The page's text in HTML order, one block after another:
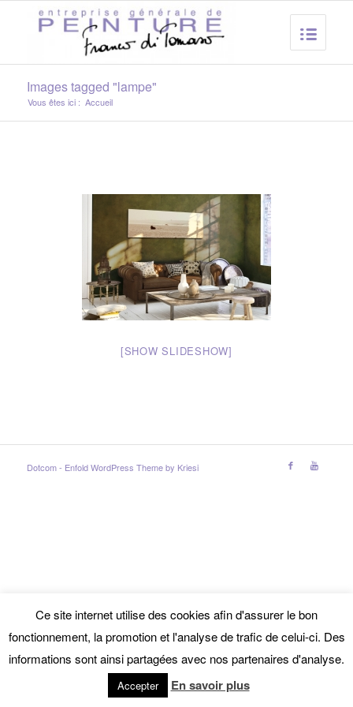
Images tagged "lampe"
Vous êtes ici : Accueil
[SHOW SLIDESHOW]
Dotcom - Enfold WordPress Theme by Kriesi
Ce site internet utilise des cookies afin d'assurer le bon
fonctionnement, la promotion et l'analyse de trafic de celui-ci. Des
informations sont ainsi partagées avec nos partenaires d'analyse.
Accepter En savoir plus